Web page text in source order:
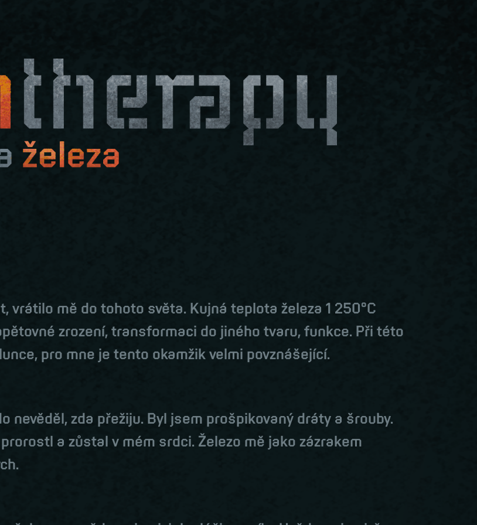
vrátilo mě do tohoto světa. Kujná teplota železa 1 250°C
zrození, transformaci do jiného tvaru, funkce. Při této
pro mne je tento okamžik velmi povznášející.
nevěděl, zda přežiju. Byl jsem prošpikovaný dráty a šrouby.
a zůstal v mém srdci. Železo mě jako zázrakem